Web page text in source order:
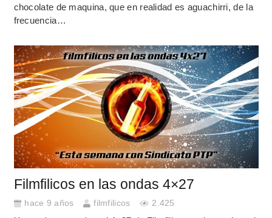
chocolate de maquina, que en realidad es aguachirri, de la
frecuencia…
Filmfilicos en las ondas 4×27
hace 9 años filmfilicos 2.425